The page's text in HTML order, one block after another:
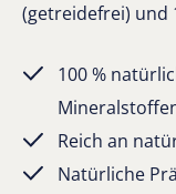
(getreidefrei) und
100 %
Reich an
Natürliche